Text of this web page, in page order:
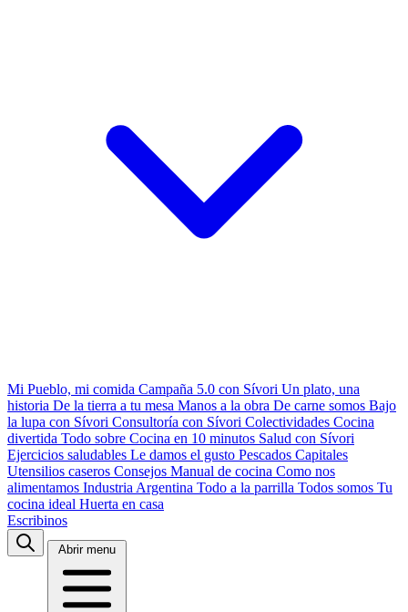
Mi Pueblo, mi comida Campaña 5.0 con Sívori Un plato, una
historia De la tierra a tu mesa Manos a la obra De carne somos Bajo
la lupa con Sívori Consultoría con Sívori Colectividades Cocina
divertida Todo sobre Cocina en 10 minutos Salud con Sívori
Ejercicios saludables Le damos el gusto Pescados Capitales
Utensilios caseros Consejos Manual de cocina Como nos
alimentamos Industria Argentina Todo a la parrilla Todos somos Tu
cocina ideal Huerta en casa
Escribinos
Abrir menu